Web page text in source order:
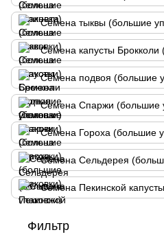
Семена тыквы (большие
Семена капусты Брокколи
Семена подвоя (большие
Семена Спаржи (большие
Семена Гороха (большие
Семена Сельдерея
Семена Пекинской
Фильтр